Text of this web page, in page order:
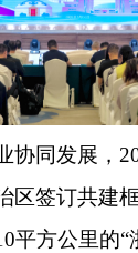
同发展，
区签订共建
平方公里的“